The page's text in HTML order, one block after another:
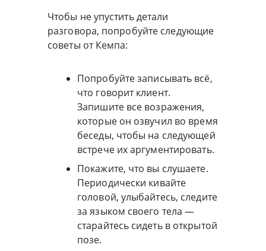
Чтобы не упустить детали
разговора, попробуйте следующие
советы от Кемпа:
Попробуйте записывать всё,
что говорит клиент.
Запишите все возражения,
которые он озвучил во время
беседы, чтобы на следующей
встрече их аргументировать.
Покажите, что вы слушаете.
Периодически кивайте
головой, улыбайтесь, следите
за языком своего тела —
старайтесь сидеть в открытой
позе.